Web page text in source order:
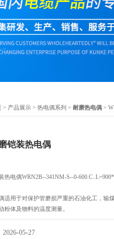
> 产品展示 > 热电偶系列 > 耐磨热电偶 >
铠装热电偶
热电偶WRN2B--341NM-S--0-
适用于对保护管磨损严重的石油化工，输
粉体及物料的温度测量。
2026-05-27